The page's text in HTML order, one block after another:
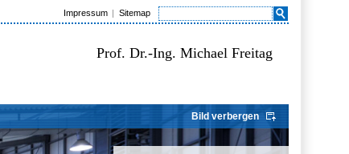
Impressum Sitemap
Prof. Dr.-Ing. Michael Freitag
Bild verbergen